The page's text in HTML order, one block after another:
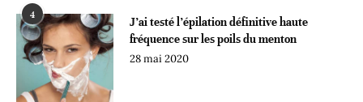
4
J’ai testé l’épilation définitive haute
fréquence sur les poils du menton
28 mai 2020